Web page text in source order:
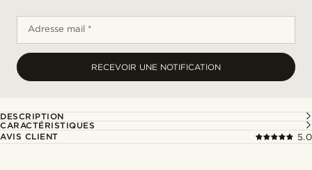
Adresse mail *
RECEVOIR UNE NOTIFICATION
DESCRIPTION
CARACTÉRISTIQUES
AVIS CLIENT
5.0